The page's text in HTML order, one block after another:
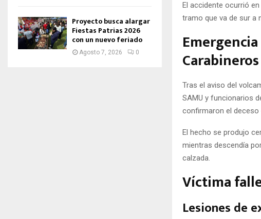
El accidente ocurrió
tramo que va de sur a
Carabineros
Tras el aviso del
SAMU y funcionarios
confirmaron el deceso
El hecho se produjo
mientras descendía
calzada.
Víctima
Lesiones de
Proyecto busca alargar
Fiestas Patrias 2026
con un nuevo feriado
Agosto 7, 2026 0